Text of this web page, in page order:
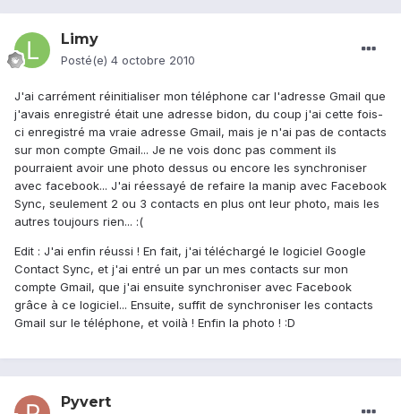
Limy
Posté(e) 4 octobre 2010
J'ai carrément réinitialiser mon téléphone car l'adresse Gmail que
j'avais enregistré était une adresse bidon, du coup j'ai cette fois-
ci enregistré ma vraie adresse Gmail, mais je n'ai pas de contacts
sur mon compte Gmail... Je ne vois donc pas comment ils
pourraient avoir une photo dessus ou encore les synchroniser
avec facebook... J'ai réessayé de refaire la manip avec Facebook
Sync, seulement 2 ou 3 contacts en plus ont leur photo, mais les
autres toujours rien... :(
Edit : J'ai enfin réussi ! En fait, j'ai téléchargé le logiciel Google
Contact Sync, et j'ai entré un par un mes contacts sur mon
compte Gmail, que j'ai ensuite synchroniser avec Facebook
grâce à ce logiciel... Ensuite, suffit de synchroniser les contacts
Gmail sur le téléphone, et voilà ! Enfin la photo ! :D
Pyvert